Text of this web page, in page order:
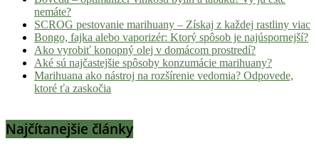
nemáte?
SCROG pestovanie marihuany – Získaj z každej rastliny viac
Bongo, fajka alebo vaporizér: Ktorý spôsob je najúspornejší?
Ako vyrobiť konopný olej v domácom prostredí?
Aké sú najčastejšie spôsoby konzumácie marihuany?
Marihuana ako nástroj na rozšírenie vedomia? Odpovede,
ktoré ťa zaskočia
Najčítanejšie články